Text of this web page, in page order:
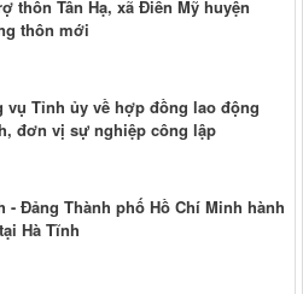
thôn Tân Hạ, xã Điền Mỹ huyện
thôn mới
vụ Tỉnh ủy về hợp đồng lao động
đơn vị sự nghiệp công lập
- Đảng Thành phố Hồ Chí Minh hành
Hà Tĩnh